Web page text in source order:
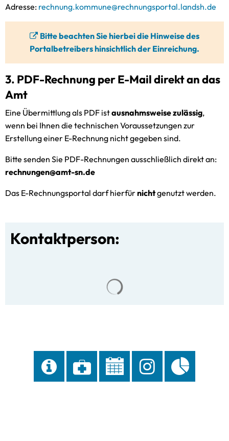
Adresse: rechnung.kommune@rechnungsportal.landsh.de
Bitte beachten Sie hierbei die Hinweise des
Portalbetreibers hinsichtlich der Einreichung.
3. PDF-Rechnung per E-Mail direkt an das
Amt
Eine Übermittlung als PDF istausnahmsweise zulässig,
wenn bei Ihnen die technischen Voraussetzungen zur
Erstellung einer E-Rechnung nicht gegeben sind.
Bitte senden Sie PDF-Rechnungen ausschließlich direkt an:
rechnungen@amt-sn.de
Das E-Rechnungsportal darf hierfürnichtgenutzt werden.
Kontaktperson: